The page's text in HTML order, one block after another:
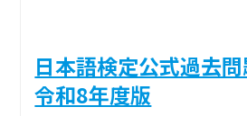
日本語検定公式過去
令和8年度版